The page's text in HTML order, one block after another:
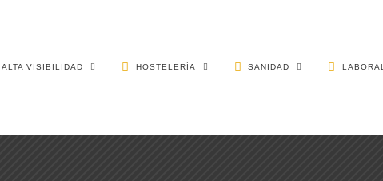
ALTA VISIBILIDAD HOSTELERÍA SANIDAD LABORAL